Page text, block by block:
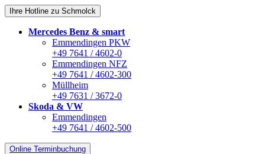
Ihre Hotline zu Schmolck
Mercedes Benz & smart
Emmendingen PKW
+49 7641 / 4602-0
Emmendingen NFZ
+49 7641 / 4602-300
Müllheim
+49 7631 / 3672-0
Skoda & VW
Emmendingen
+49 7641 / 4602-500
Online Terminbuchung